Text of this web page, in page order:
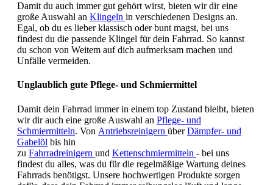
Damit du auch immer gut gehört wirst, bieten wir dir eine
große Auswahl an Klingeln in verschiedenen Designs an.
Egal, ob du es lieber klassisch oder bunt magst, bei uns
findest du die passende Klingel für dein Fahrrad. So kannst
du schon von Weitem auf dich aufmerksam machen und
Unfälle vermeiden.
Unglaublich gute Pflege- und Schmiermittel
Damit dein Fahrrad immer in einem top Zustand bleibt, bieten
wir dir auch eine große Auswahl an Pflege- und
Schmiermitteln. Von Antriebsreinigern überDämpfer- und
Gabelöl bis hin
zu Fahrradreinigern und Kettenschmiermitteln - bei uns
findest du alles, was du für die regelmäßige Wartung deines
Fahrrads benötigst. Unsere hochwertigen Produkte sorgen